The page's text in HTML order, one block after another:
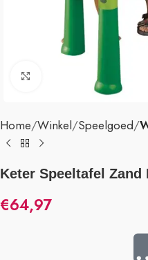
Klik om te vergroten
Home Winkel Speelgoed
Keter Speeltafel Zand
€64,97